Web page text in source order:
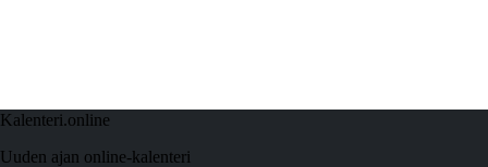
Kalenteri.online
Uuden ajan online-kalenteri